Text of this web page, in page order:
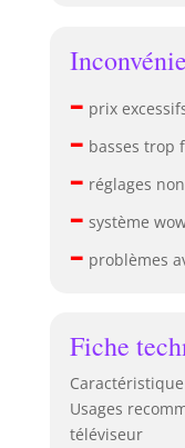
– prix
– basses trop
– réglages
– système
– problèmes
Fiche
Usages
téléviseur